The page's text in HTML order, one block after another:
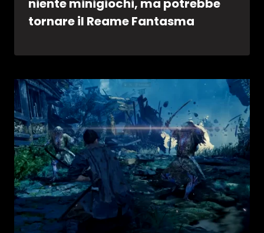
niente minigiochi, ma potrebbe
tornare il Reame Fantasma